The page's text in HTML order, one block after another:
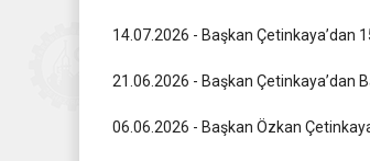
14.07.2026 - Başkan Çetinkaya’dan
21.06.2026 - Başkan Çetinkaya’dan
06.06.2026 - Başkan Özkan